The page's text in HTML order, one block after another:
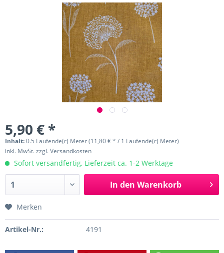
5,90 € *
Inhalt:0.5 Laufende(r) Meter (11,80 € * / 1 Laufende(r) Meter)
inkl. MwSt.zzgl. Versandkosten
Sofort versandfertig, Lieferzeit ca. 1-2 Werktage
In den Warenkorb
Merken
Artikel-Nr.: 4191